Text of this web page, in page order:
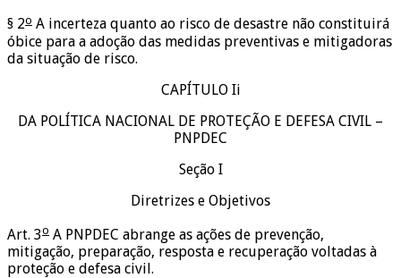
§ 2o A incerteza quanto ao risco de desastre não constituirá
óbice para a adoção das medidas preventivas e mitigadoras
da situação de risco.
CAPÍTULO Ii
DA POLÍTICA NACIONAL DE PROTEÇÃO E DEFESA CIVIL –
PNPDEC
Seção I
Diretrizes e Objetivos
Art. 3o A PNPDEC abrange as ações de prevenção,
mitigação, preparação, resposta e recuperação voltadas à
proteção e defesa civil.